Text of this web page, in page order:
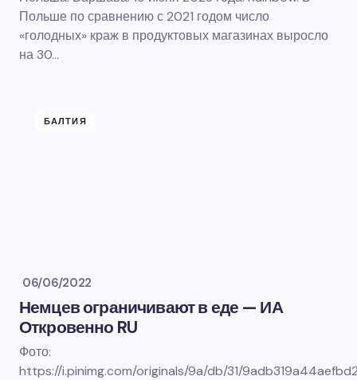
Польше по сравнению с 2021 годом число
«голодных» краж в продуктовых магазинах выросло
на 30…
БАЛТИЯ
06/06/2022
Немцев ограничивают в еде — ИА
Откровенно RU
Фото:
https://i.pinimg.com/originals/9a/db/31/